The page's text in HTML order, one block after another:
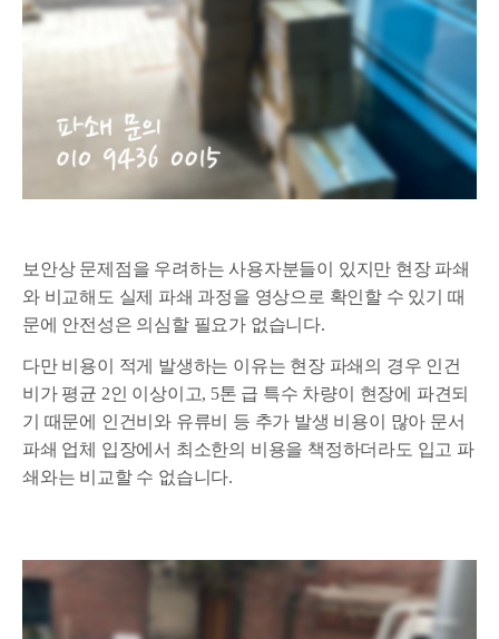
보안상 문제점을 우려하는 사용자분들이 있지만 현장 파쇄
와 비교해도 실제 파쇄 과정을 영상으로 확인할 수 있기 때
문에 안전성은 의심할 필요가 없습니다.
다만 비용이 적게 발생하는 이유는 현장 파쇄의 경우 인건
비가 평균 2인 이상이고, 5톤 급 특수 차량이 현장에 파견되
기 때문에 인건비와 유류비 등 추가 발생 비용이 많아 문서
파쇄 업체 입장에서 최소한의 비용을 책정하더라도 입고 파
쇄와는 비교할 수 없습니다.